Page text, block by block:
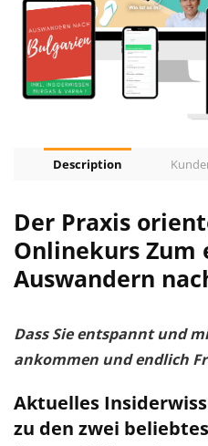
Description
Der Praxis
Onlinekurs Zum
Auswandern
Dass Sie entspannt und
ankommen und endlich
Aktuelles
zu den zwei